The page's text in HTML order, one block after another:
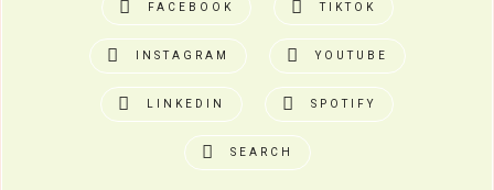
FACEBOOK TIKTOK
INSTAGRAM YOUTUBE
LINKEDIN SPOTIFY
SEARCH